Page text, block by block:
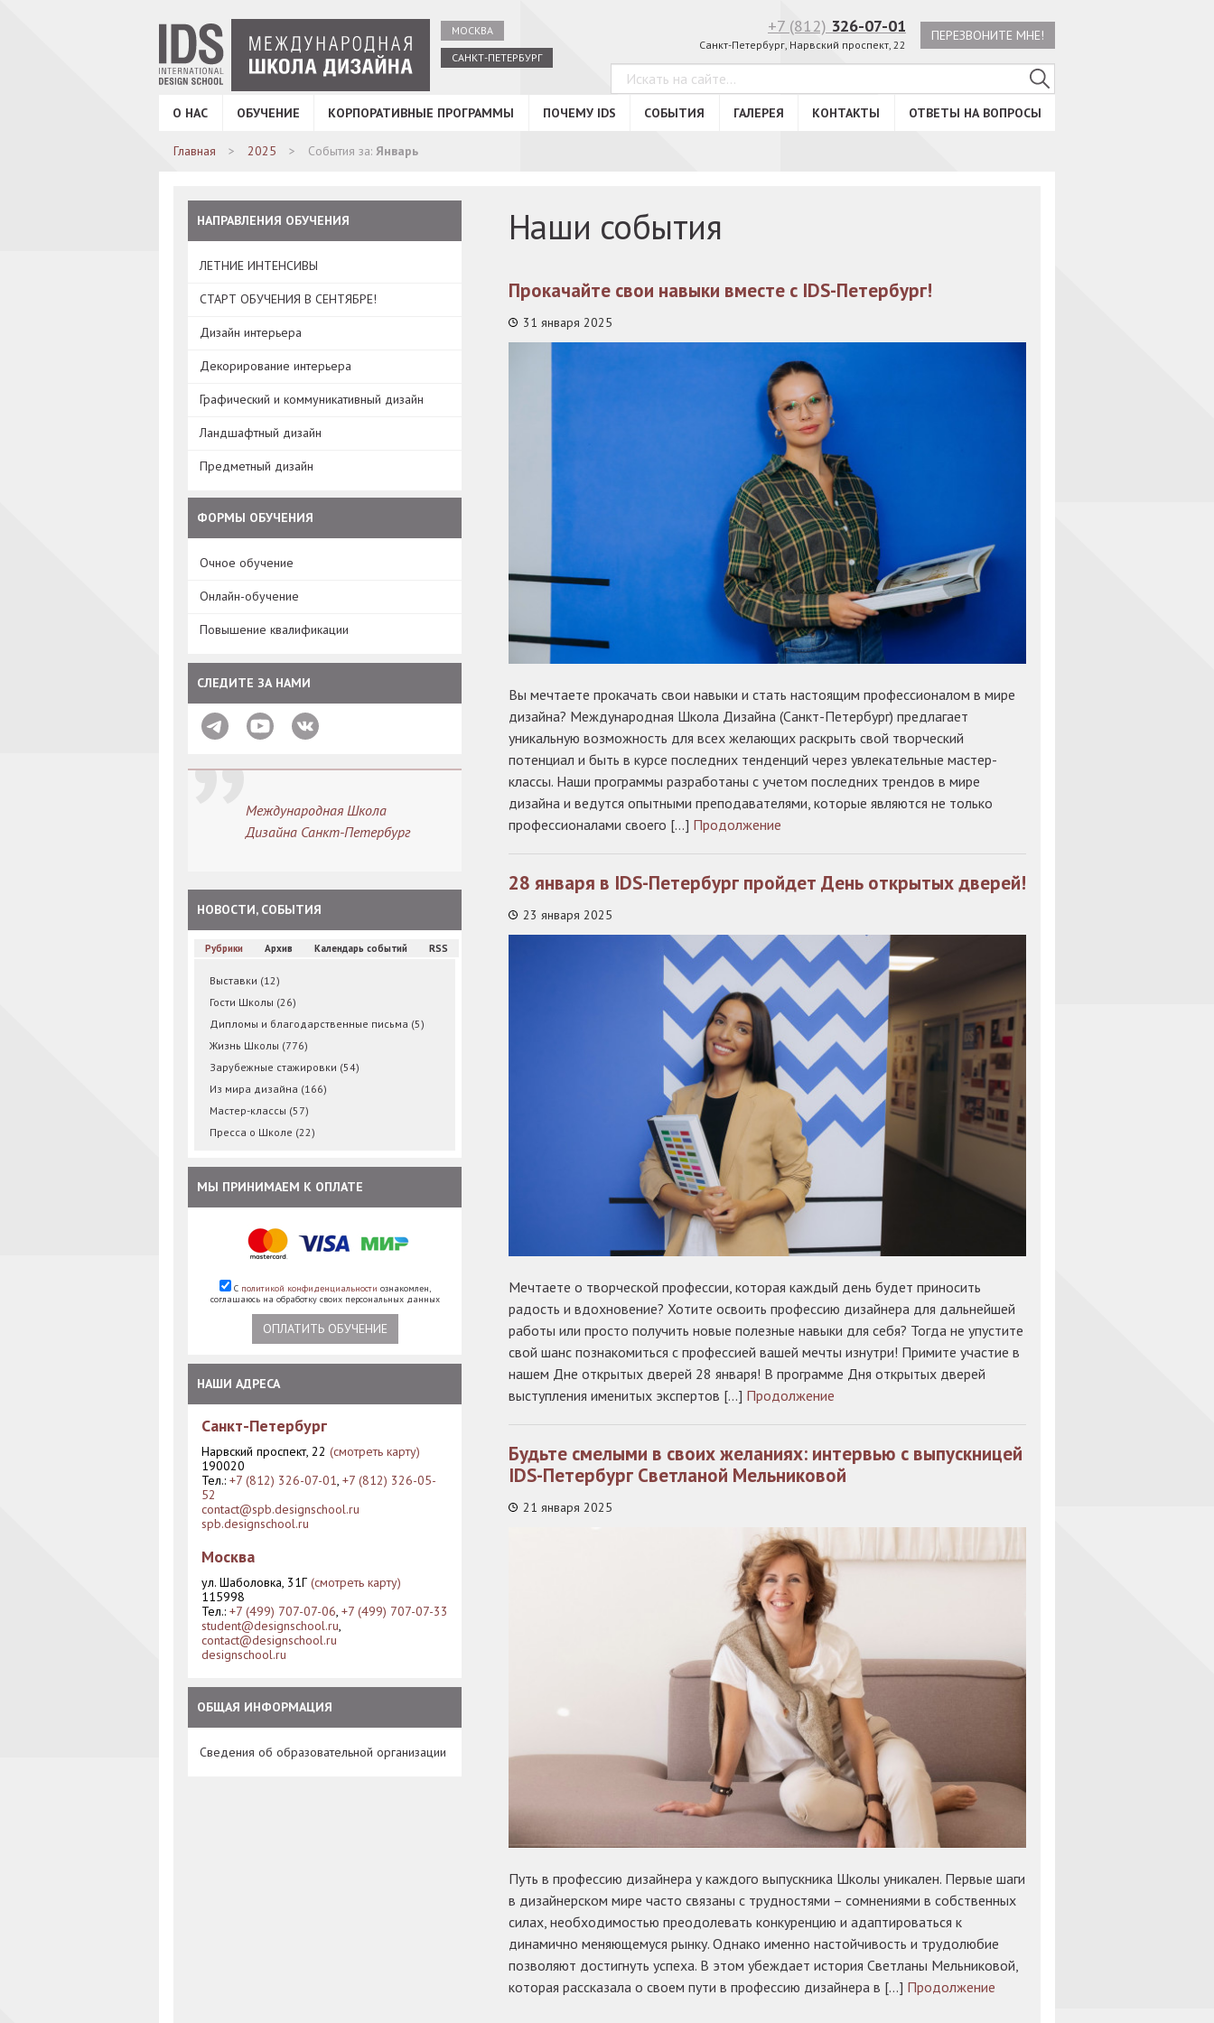
МОСКВА
САНКТ-ПЕТЕРБУРГ
+7 (812) 326-07-01
Санкт-Петербург, Нарвский проспект, 22
ПЕРЕЗВОНИТЕ МНЕ!
О НАС ОБУЧЕНИЕ КОРПОРАТИВНЫЕ ПРОГРАММЫ ПОЧЕМУ IDS СОБЫТИЯ ГАЛЕРЕЯ КОНТАКТЫ ОТВЕТЫ НА ВОПРОСЫ
Главная 2025 События за: Январь
НАПРАВЛЕНИЯ ОБУЧЕНИЯ
ЛЕТНИЕ ИНТЕНСИВЫ
СТАРТ ОБУЧЕНИЯ В СЕНТЯБРЕ!
Дизайн интерьера
Декорирование интерьера
Графический и коммуникативный дизайн
Ландшафтный дизайн
Предметный дизайн
ФОРМЫ ОБУЧЕНИЯ
Очное обучение
Онлайн-обучение
Повышение квалификации
СЛЕДИТЕ ЗА НАМИ
Международная Школа
Дизайна Санкт-Петербург
НОВОСТИ, СОБЫТИЯ
Рубрики Архив Календарь событий RSS
Выставки (12)
Гости Школы (26)
Дипломы и благодарственные письма (5)
Жизнь Школы (776)
Зарубежные стажировки (54)
Из мира дизайна (166)
Мастер-классы (57)
Пресса о Школе (22)
МЫ ПРИНИМАЕМ К ОПЛАТЕ
С политикой конфиденциальности ознакомлен,
соглашаюсь на обработку своих персональных данных
ОПЛАТИТЬ ОБУЧЕНИЕ
НАШИ АДРЕСА
Санкт-Петербург
Нарвский проспект, 22 (смотреть карту)
190020
Тел.: +7 (812) 326-07-01, +7 (812) 326-05-
52
contact@spb.designschool.ru
spb.designschool.ru
Москва
ул. Шаболовка, 31Г (смотреть карту)
115998
Тел.: +7 (499) 707-07-06, +7 (499) 707-07-33
student@designschool.ru,
contact@designschool.ru
designschool.ru
ОБЩАЯ ИНФОРМАЦИЯ
Сведения об образовательной организации
Наши события
Прокачайте свои навыки вместе с IDS-Петербург!
31 января 2025
Вы мечтаете прокачать свои навыки и стать настоящим профессионалом в мире
дизайна? Международная Школа Дизайна (Санкт-Петербург) предлагает
уникальную возможность для всех желающих раскрыть свой творческий
потенциал и быть в курсе последних тенденций через увлекательные мастер-
классы. Наши программы разработаны с учетом последних трендов в мире
дизайна и ведутся опытными преподавателями, которые являются не только
профессионалами своего […] Продолжение
28 января в IDS-Петербург пройдет День открытых дверей!
23 января 2025
Мечтаете о творческой профессии, которая каждый день будет приносить
радость и вдохновение? Хотите освоить профессию дизайнера для дальнейшей
работы или просто получить новые полезные навыки для себя? Тогда не упустите
свой шанс познакомиться с профессией вашей мечты изнутри! Примите участие в
нашем Дне открытых дверей 28 января! В программе Дня открытых дверей
выступления именитых экспертов […] Продолжение
Будьте смелыми в своих желаниях: интервью с выпускницей
IDS-Петербург Светланой Мельниковой
21 января 2025
Путь в профессию дизайнера у каждого выпускника Школы уникален. Первые шаги
в дизайнерском мире часто связаны с трудностями – сомнениями в собственных
силах, необходимостью преодолевать конкуренцию и адаптироваться к
динамично меняющемуся рынку. Однако именно настойчивость и трудолюбие
позволяют достигнуть успеха. В этом убеждает история Светланы Мельниковой,
которая рассказала о своем пути в профессию дизайнера в […] Продолжение